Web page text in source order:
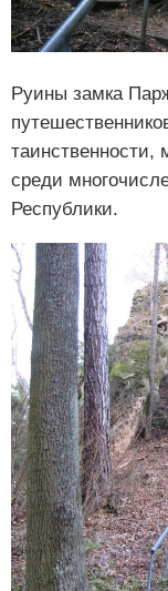
Руины замка
таинственности,
среди
Республики.